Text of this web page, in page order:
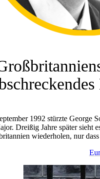
1992 stürzte George
Dreißig Jahre später sieht
wiederholen, nur